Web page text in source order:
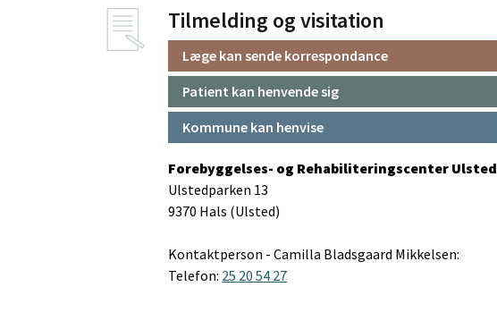
Tilmelding og visitation
Læge kan sende korrespondance
Patient kan henvende sig
Kommune kan henvise
Forebyggelses- og Rehabiliteringscenter Ulsted
Ulstedparken 13
9370 Hals (Ulsted)
Kontaktperson - Camilla Bladsgaard Mikkelsen:
Telefon: 25 20 54 27